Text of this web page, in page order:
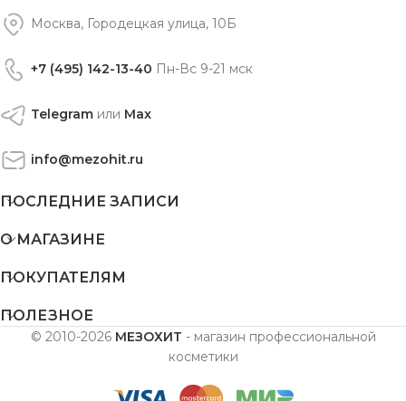
Москва, Городецкая улица, 10Б
+7 (495) 142-13-40 Пн-Вс 9-21 мск
Telegram или Max
info@mezohit.ru
ПОСЛЕДНИЕ ЗАПИСИ
О МАГАЗИНЕ
ПОКУПАТЕЛЯМ
ПОЛЕЗНОЕ
© 2010-2026 МЕЗОХИТ - магазин профессиональной
косметики